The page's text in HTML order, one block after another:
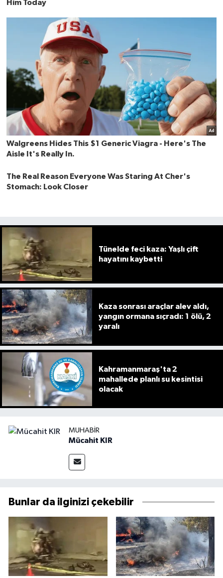
Tünelde feci kaza: Yaşlı çift
hayatını kaybetti
Kaza sonrası araçlar alev aldı,
yangın ormana sıçradı: 1 ölü, 2
yaralı
Kahramanmaraş'ta 2
mahallede planlı su kesintisi
olacak
MUHABIR
Mücahit KIR
Bunlar da ilginizi çekebilir